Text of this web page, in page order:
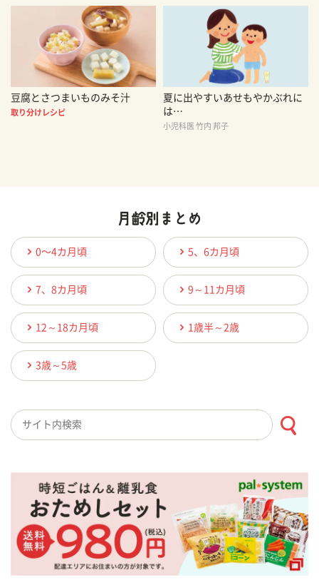
豆腐とさつまいものみそ汁
取り分けレシピ
夏に出やすいあせもやかぶれに
は…
小児科医 竹内 邦子
0〜4カ月頃 5、6カ月頃
7、8カ月頃 9～11カ月頃
12～18カ月頃 1歳半～2歳
3歳～5歳
検索キーワード入力